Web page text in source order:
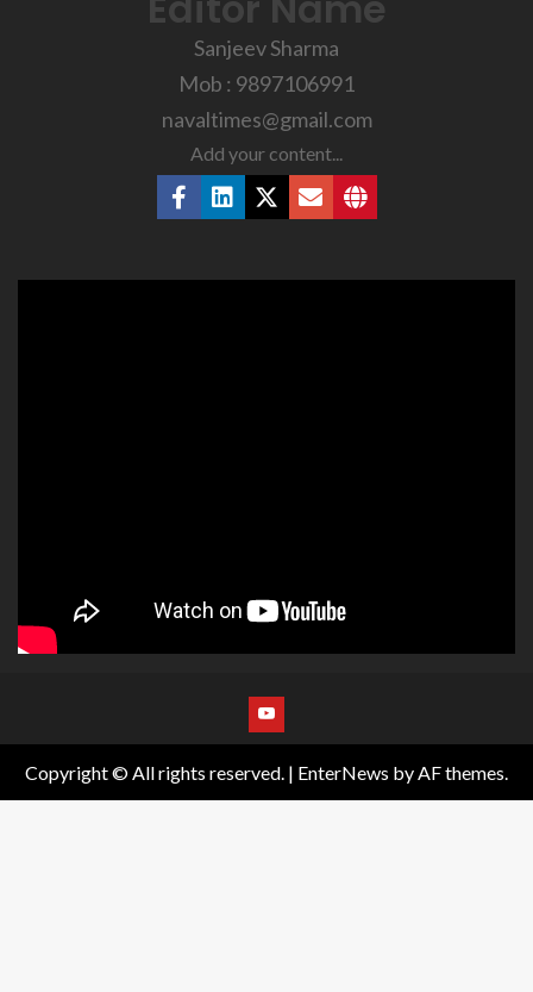
Sanjeev Sharma
Mob : 9897106991
navaltimes@gmail.com
Add your content...
Copyright © All rights reserved. | EnterNews by AF themes.